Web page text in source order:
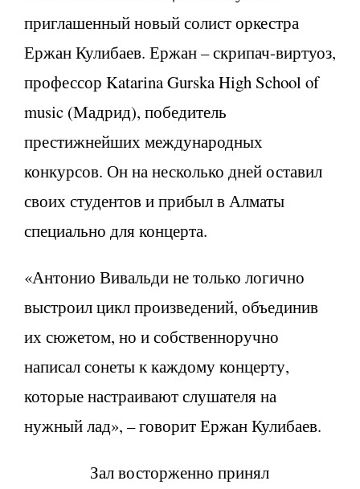
приглашенный новый солист оркестра
Ержан Кулибаев. Ержан – скрипач-виртуоз,
профессор Katarina Gurska High School of
music (Мадрид), победитель
престижнейших международных
конкурсов. Он на несколько дней оставил
своих студентов и прибыл в Алматы
специально для концерта.
«Антонио Вивальди не только логично
выстроил цикл произведений, объединив
их сюжетом, но и собственноручно
написал сонеты к каждому концерту,
которые настраивают слушателя на
нужный лад», – говорит Ержан Кулибаев.
Зал восторженно принял